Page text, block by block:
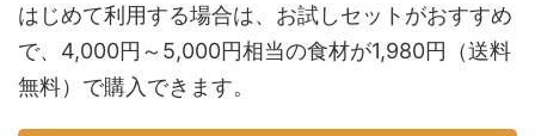
はじめて利用する場合は、お試しセットがおすすめ
で、4,000円～5,000円相当の食材が1,980円（送料
無料）で購入できます。